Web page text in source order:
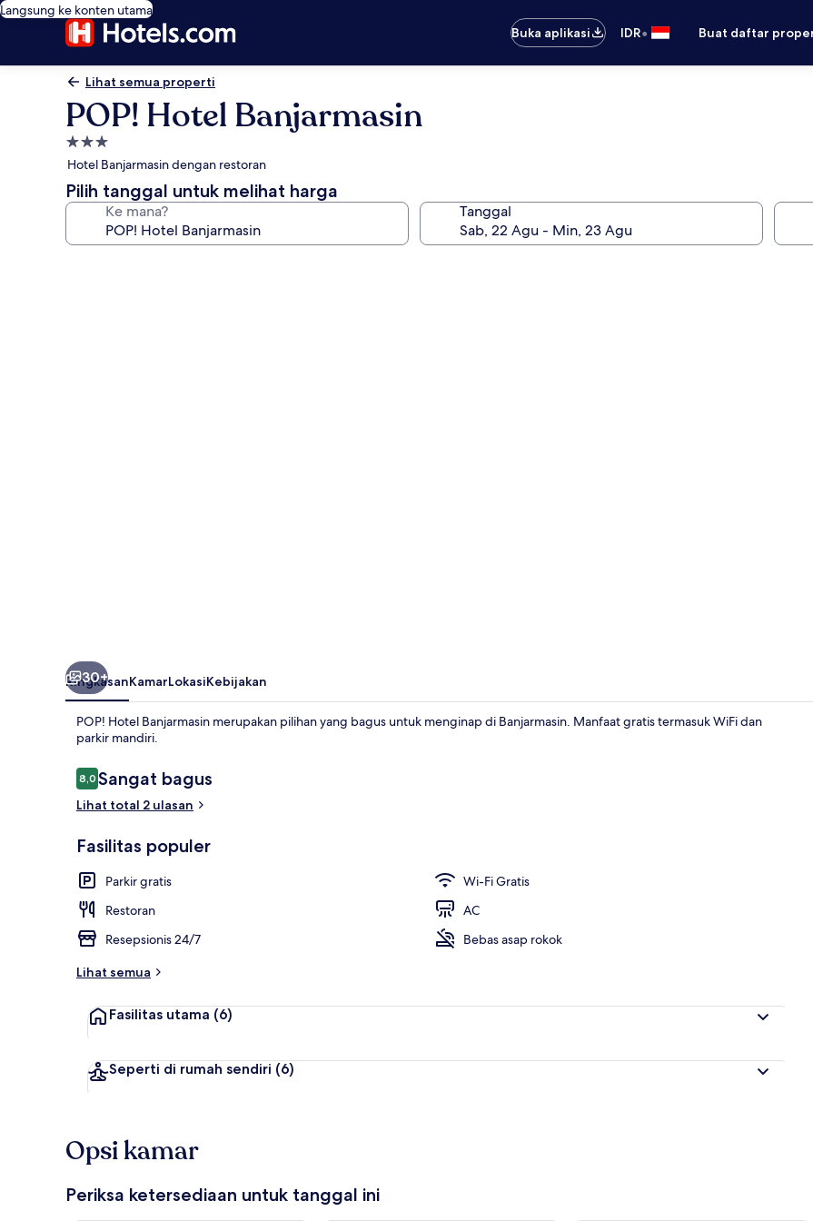
Langsung ke konten utama
Buka aplikasi
IDR• Buat daftar
Lihat semua properti
POP! Hotel Banjarmasin
Properti
bintang
3.0
Hotel Banjarmasin dengan restoran
Pilih tanggal untuk melihat harga
Ke mana? Tanggal
Pemandangan dari properti
Kamar
30+
RingkasanKamarLokasiKebijakan
POP! Hotel Banjarmasin merupakan pilihan yang bagus untuk menginap di Banjarmasin. Manfaat gratis termasuk WiFi dan
parkir mandiri.
Ulasan
8,08,0 dari 10
Sangat bagus
Lihat total 2 ulasan
Fasilitas populer
Parkir gratis
Wi-Fi Gratis
Restoran
AC
Resepsionis 24/7
Bebas asap rokok
Lihat semua
Fasilitas utama (6)
Seperti di rumah sendiri (6)
Opsi kamar
Periksa ketersediaan untuk tanggal ini